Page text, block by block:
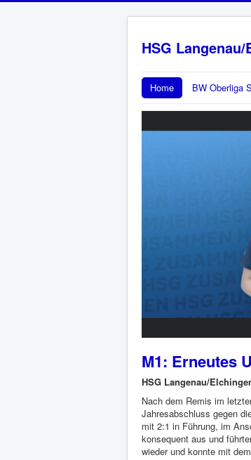
HSG
Home BW Oberliga
M1: Erneutes
HSG Langenau/
Nach dem Remis im
Jahresabschluss gegen
mit 2:1 in Führung, im
konsequent aus und
wieder und konnte mit